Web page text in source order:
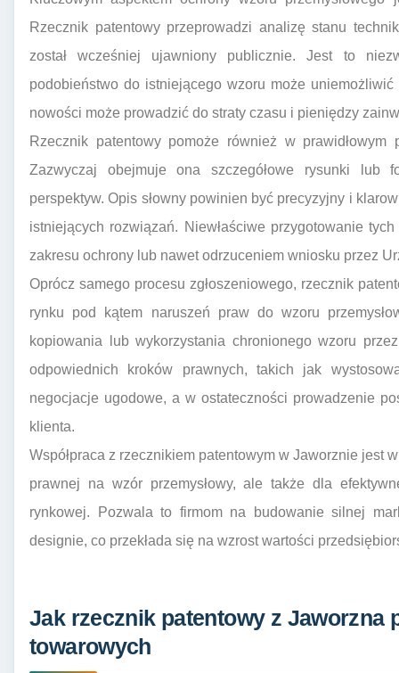
Rzecznik patentowy przeprowadzi analizę stanu
został wcześniej ujawniony publicznie. Jest to
podobieństwo do istniejącego wzoru może uniemożliwić
nowości może prowadzić do straty czasu i pieniędzy
Rzecznik patentowy pomoże również w prawidłowym
Zazwyczaj obejmuje ona szczegółowe rysunki lub
perspektyw. Opis słowny powinien być precyzyjny i
istniejących rozwiązań. Niewłaściwe przygotowanie
zakresu ochrony lub nawet odrzuceniem wniosku przez
Oprócz samego procesu zgłoszeniowego, rzecznik
rynku pod kątem naruszeń praw do wzoru
kopiowania lub wykorzystania chronionego wzoru
odpowiednich kroków prawnych, takich jak
negocjacje ugodowe, a w ostateczności prowadzenie
klienta.
Współpraca z rzecznikiem patentowym w Jaworznie jest
prawnej na wzór przemysłowy, ale także dla
rynkowej. Pozwala to firmom na budowanie silnej
designie, co przekłada się na wzrost wartości
Jak rzecznik patentowy z Jaworzna
towarowych